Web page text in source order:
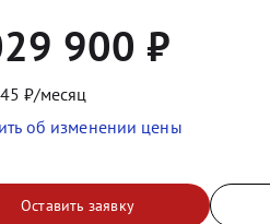
900 ₽
₽/месяц
об изменении цены
Оставить заявку